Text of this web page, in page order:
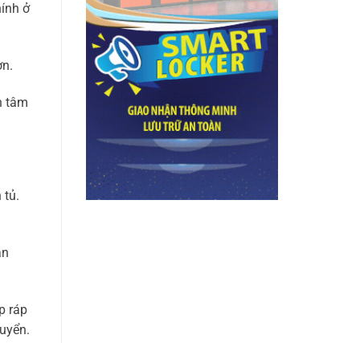
ở
tâm
tủ.
ráp